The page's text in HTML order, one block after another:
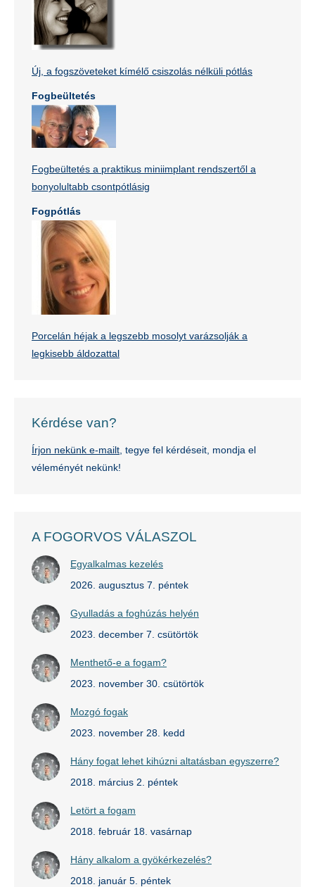
Új, a fogszöveteket kímélő csiszolás nélküli pótlás
Fogbeültetés
Fogbeültetés a praktikus miniimplant rendszertől a
bonyolultabb csontpótlásig
Fogpótlás
Porcelán héjak a legszebb mosolyt varázsolják a
legkisebb áldozattal
Kérdése van?
Írjon nekünk e-mailt , tegye fel kérdéseit, mondja el
véleményét nekünk!
A FOGORVOS VÁLASZOL
Egyalkalmas kezelés
2026. augusztus 7. péntek
Gyulladás a foghúzás helyén
2023. december 7. csütörtök
Menthető-e a fogam?
2023. november 30. csütörtök
Mozgó fogak
2023. november 28. kedd
Hány fogat lehet kihúzni altatásban egyszerre?
2018. március 2. péntek
Letört a fogam
2018. február 18. vasárnap
Hány alkalom a gyökérkezelés?
2018. január 5. péntek